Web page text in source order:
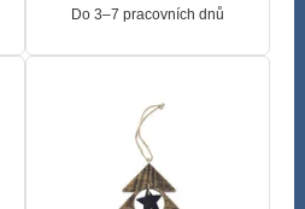
Do 3–7 pracovních dnů